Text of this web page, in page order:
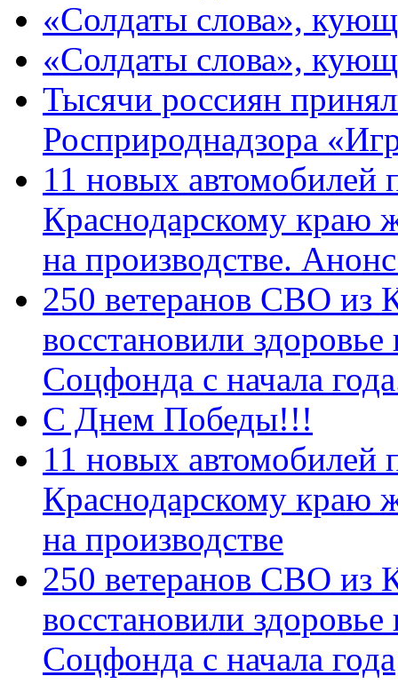
«Солдаты слова»,
«Солдаты слова»,
Тысячи россиян
Росприроднадзора
11 новых автомобилей
Краснодарскому краю
на производстве.
250 ветеранов СВО из
восстановили
Соцфонда с начала
С Днем Победы!!!
11 новых автомобилей
Краснодарскому краю
на производстве
250 ветеранов СВО из
восстановили
Соцфонда с начала года